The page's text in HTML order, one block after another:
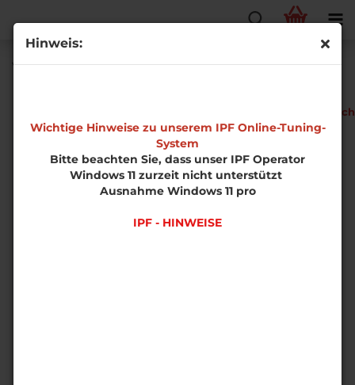
Hinweis:
Wichtige Hinweise zu unserem IPF Online-Tuning-
System
Bitte beachten Sie, dass unser IPF Operator
Windows 11 zurzeit nicht unterstützt
Ausnahme Windows 11 pro
IPF - HINWEISE
Volkswagen Golf 6 R 2.0 TFSI Phase 1
Software